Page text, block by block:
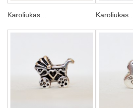
Karoliukas... Karoliukas...